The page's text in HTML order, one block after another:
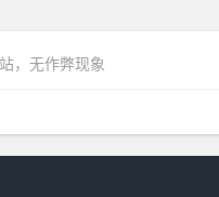
，无作弊现象